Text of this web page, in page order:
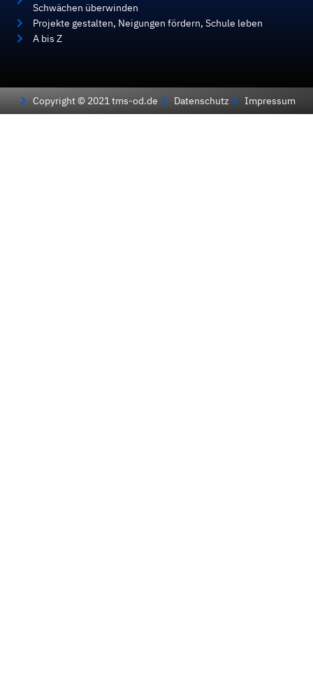
Schwächen überwinden
Projekte gestalten, Neigungen fördern, Schule leben
A bis Z
Copyright © 2021 tms-od.de Datenschutz Impressum